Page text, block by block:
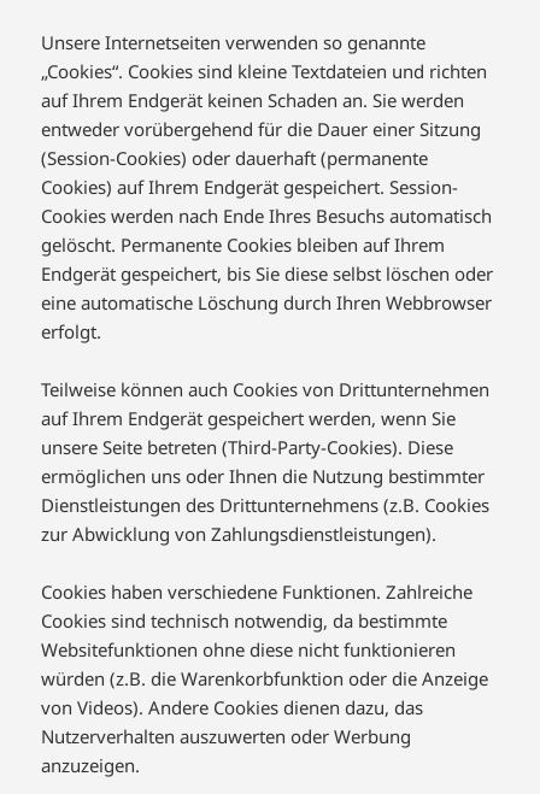
Unsere Internetseiten verwenden so genannte
„Cookies“. Cookies sind kleine Textdateien und richten
auf Ihrem Endgerät keinen Schaden an. Sie werden
entweder vorübergehend für die Dauer einer Sitzung
(Session-Cookies) oder dauerhaft (permanente
Cookies) auf Ihrem Endgerät gespeichert. Session-
Cookies werden nach Ende Ihres Besuchs automatisch
gelöscht. Permanente Cookies bleiben auf Ihrem
Endgerät gespeichert, bis Sie diese selbst löschen oder
eine automatische Löschung durch Ihren Webbrowser
erfolgt.
Teilweise können auch Cookies von Drittunternehmen
auf Ihrem Endgerät gespeichert werden, wenn Sie
unsere Seite betreten (Third-Party-Cookies). Diese
ermöglichen uns oder Ihnen die Nutzung bestimmter
Dienstleistungen des Drittunternehmens (z.B. Cookies
zur Abwicklung von Zahlungsdienstleistungen).
Cookies haben verschiedene Funktionen. Zahlreiche
Cookies sind technisch notwendig, da bestimmte
Websitefunktionen ohne diese nicht funktionieren
würden (z.B. die Warenkorbfunktion oder die Anzeige
von Videos). Andere Cookies dienen dazu, das
Nutzerverhalten auszuwerten oder Werbung
anzuzeigen.